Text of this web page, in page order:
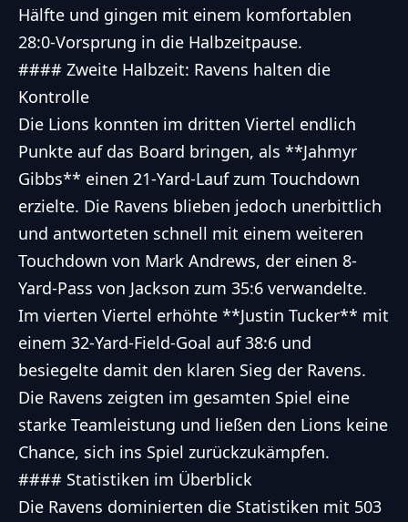
Hälfte und gingen mit einem komfortablen
28:0-Vorsprung in die Halbzeitpause.
#### Zweite Halbzeit: Ravens halten die
Kontrolle
Die Lions konnten im dritten Viertel endlich
Punkte auf das Board bringen, als **Jahmyr
Gibbs** einen 21-Yard-Lauf zum Touchdown
erzielte. Die Ravens blieben jedoch unerbittlich
und antworteten schnell mit einem weiteren
Touchdown von Mark Andrews, der einen 8-
Yard-Pass von Jackson zum 35:6 verwandelte.
Im vierten Viertel erhöhte **Justin Tucker** mit
einem 32-Yard-Field-Goal auf 38:6 und
besiegelte damit den klaren Sieg der Ravens.
Die Ravens zeigten im gesamten Spiel eine
starke Teamleistung und ließen den Lions keine
Chance, sich ins Spiel zurückzukämpfen.
#### Statistiken im Überblick
Die Ravens dominierten die Statistiken mit 503